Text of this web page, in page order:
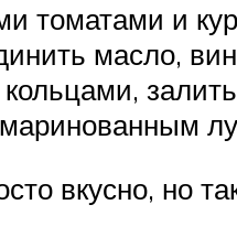
томатами и
масло,
вкусно, но